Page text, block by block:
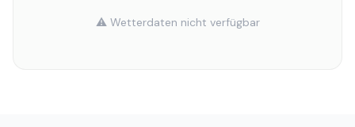
⚠️ Wetterdaten nicht verfügbar